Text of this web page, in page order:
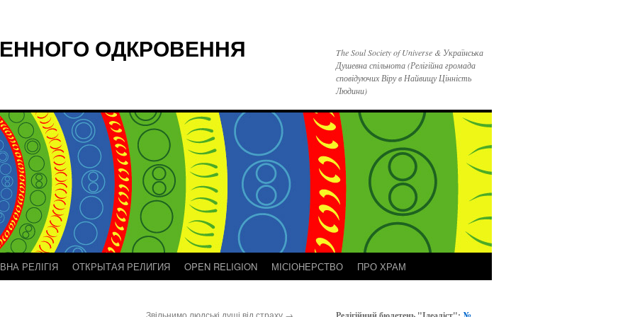
ОДКРОВЕННЯ
The Soul Society of Universe & Українська
Душевна спільнота (Релігійна громада
сповідуючих Віру в Найвищу Цінність
Людини)
РЕЛІГІЯ ОТКРЫТАЯ РЕЛИГИЯ OPEN RELIGION МІСІОНЕРСТВО ПРО ХРАМ
Звільнимо людські душі від страху →